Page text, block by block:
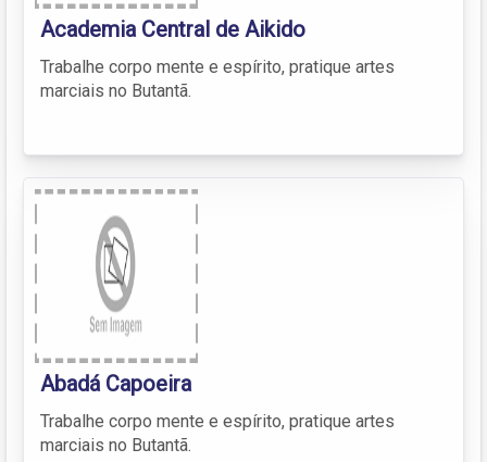
Academia Central de Aikido
Trabalhe corpo mente e espírito, pratique artes
marciais no Butantã.
Abadá Capoeira
Trabalhe corpo mente e espírito, pratique artes
marciais no Butantã.